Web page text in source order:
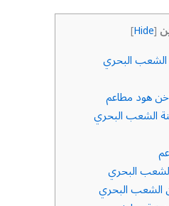
[
Hide
]
البحري
هود مطاعم
الشعب البحري
البحري
الشعب البحري